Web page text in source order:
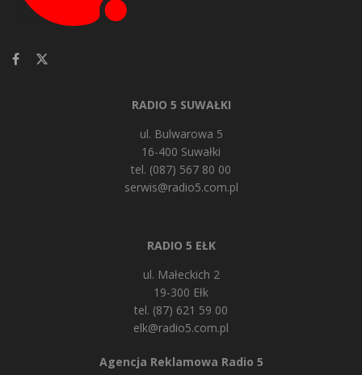
RADIO 5 SUWAŁKI
ul. Bulwarowa 5
16-400 Suwałki
tel. (087) 567 80 00
serwis@radio5.com.pl
RADIO 5 EŁK
ul. Małeckich 2
19-300 Ełk
tel. (87) 621 59 00
elk@radio5.com.pl
Agencja Reklamowa Radio 5